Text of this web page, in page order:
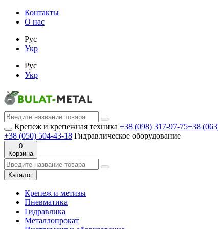
Контакты
О нас
Рус
Укр
Рус
Укр
Крепеж и крепежная техника +38 (098) 317-97-75+38
+38 (050) 504-43-18 Гидравлическое оборудование
0
Корзина
Каталог
Крепеж и метизы
Пневматика
Гидравлика
Металлопрокат